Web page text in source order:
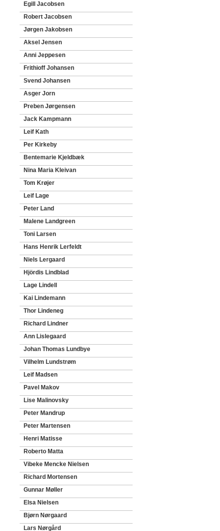
Egill Jacobsen
Robert Jacobsen
Jørgen Jakobsen
Aksel Jensen
Anni Jeppesen
Frithioff Johansen
Svend Johansen
Asger Jorn
Preben Jørgensen
Jack Kampmann
Leif Kath
Per Kirkeby
Bentemarie Kjeldbæk
Nina Maria Kleivan
Tom Krøjer
Leif Lage
Peter Land
Malene Landgreen
Toni Larsen
Hans Henrik Lerfeldt
Niels Lergaard
Hjördis Lindblad
Lage Lindell
Kai Lindemann
Thor Lindeneg
Richard Lindner
Ann Lislegaard
Johan Thomas Lundbye
Vilhelm Lundstrøm
Leif Madsen
Pavel Makov
Lise Malinovsky
Peter Mandrup
Peter Martensen
Henri Matisse
Roberto Matta
Vibeke Mencke Nielsen
Richard Mortensen
Gunnar Møller
Elsa Nielsen
Bjørn Nørgaard
Lars Nørgård